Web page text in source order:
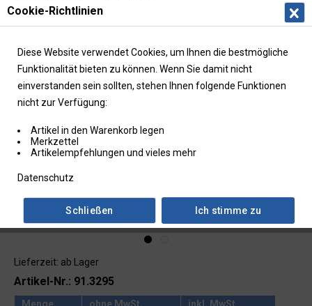
Warnweste mit Taschen & Reißverschluss | inkl.
Lieferzeit: ab Lager
Artikel-Nr.: 91.3295
Cookie-Richtlinien
Diese Website verwendet Cookies, um Ihnen die bestmögliche
Funktionalität bieten zu können. Wenn Sie damit nicht
einverstanden sein sollten, stehen Ihnen folgende Funktionen
nicht zur Verfügung:
Artikel in den Warenkorb legen
Merkzettel
Artikelempfehlungen und vieles mehr
Datenschutz
Ich stimme zu
Schließen